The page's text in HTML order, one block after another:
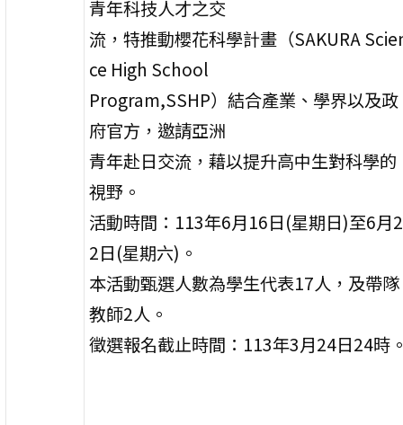
青年科技人才之交
流，特推動櫻花科學計畫（SAKURA
ce High School
Program,SSHP）結合產業、學界以及政
府官方，邀請亞洲
青年赴日交流，藉以提升高中生對科學的
視野。
活動時間：113年6月16日(星期日)至6月2
2日(星期六)。
本活動甄選人數為學生代表17人，及帶隊
教師2人。
徵選報名截止時間：113年3月24日24時